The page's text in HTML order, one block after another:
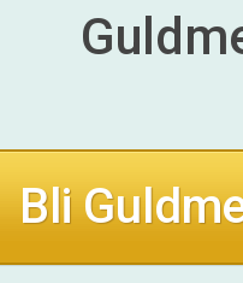
Bli